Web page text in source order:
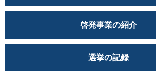
啓発事業の紹介
選挙の記録